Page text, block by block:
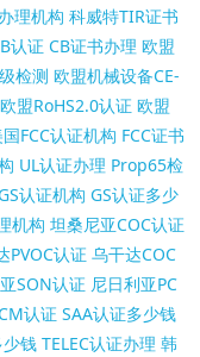
理机构 科威特TIR证书
认证 CB证书办理 欧盟
检测 欧盟机械设备CE-
欧盟RoHS2.0认证 欧盟
国FCC认证机构 FCC证书
UL认证办理 Prop65检
认证机构 GS认证多少
机构 坦桑尼亚COC认证
PVOC认证 乌干达COC
SON认证 尼日利亚PC
认证 SAA认证多少钱
少钱 TELEC认证办理 韩